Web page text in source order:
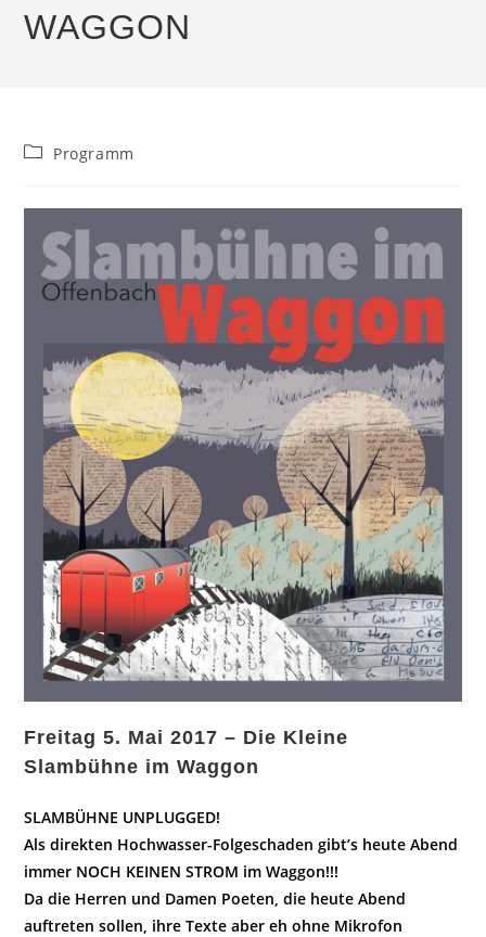
WAGGON
Beitrags-
Programm
Freitag 5. Mai 2017 – Die Kleine
Slambühne im Waggon
SLAMBÜHNE UNPLUGGED!
Als direkten Hochwasser-Folgeschaden gibt’s heute Abend
immer NOCH KEINEN STROM im Waggon!!!
Da die Herren und Damen Poeten, die heute Abend
auftreten sollen, ihre Texte aber eh ohne Mikrofon